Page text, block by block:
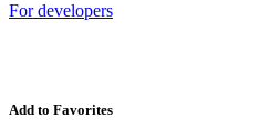
For developers
Add to Favorites